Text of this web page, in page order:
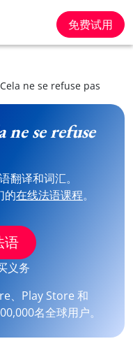
免费试用
Cela ne se refuse pas
ne se refuse
译和词汇。
的在线法语课程。
语
义务
、Play Store 和
名全球用户。